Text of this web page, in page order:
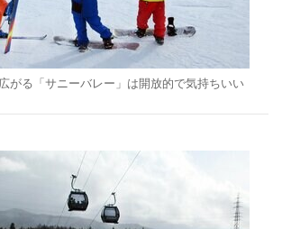
がる「サニーバレー」は開放的で気持ちいい